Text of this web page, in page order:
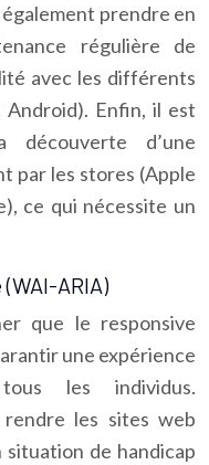
prendre en
régulière de
avec les différents
Android). Enfin, il est
d’une
par les stores (Apple
ce qui nécessite un
ARIA)
que le responsive
une expérience
les individus.
rendre les sites web
situation de handicap